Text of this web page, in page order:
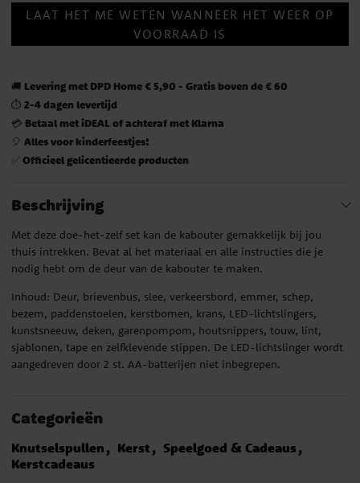
LAAT HET ME WETEN WANNEER HET WEER OP
VOORRAAD IS
🚚 Levering met DPD Home € 5,90 - Gratis boven de € 60
⏱️ 2-4 dagen levertijd
💳 Betaal met iDEAL of achteraf met Klarna
🎈 Alles voor kinderfeestjes!
✅ Officieel gelicentieerde producten
Beschrijving
Met deze doe-het-zelf set kan de kabouter gemakkelijk bij jou
thuis intrekken. Bevat al het materiaal en alle instructies die je
nodig hebt om de deur van de kabouter te maken.
Inhoud: Deur, brievenbus, slee, verkeersbord, emmer, schep,
bezem, paddenstoelen, kerstbomen, krans, LED-lichtslingers,
kunstsneeuw, deken, garenpompom, houtsnippers, touw, lint,
sjablonen, tape en zelfklevende stippen. De LED-lichtslinger wordt
aangedreven door 2 st. AA-batterijen niet inbegrepen.
Categorieën
Knutselspullen Kerst
Speelgoed & Cadeaus
Kerstcadeaus